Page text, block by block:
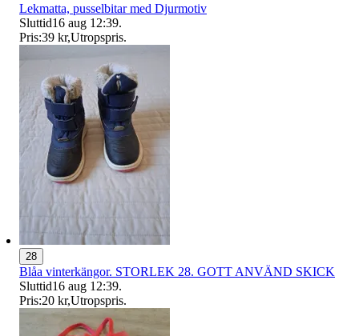
Lekmatta, pusselbitar med Djurmotiv
Sluttid16 aug 12:39.
Pris:39 kr,Utropspris.
28
Blåa vinterkängor. STORLEK 28. GOTT ANVÄND SKICK
Sluttid16 aug 12:39.
Pris:20 kr,Utropspris.